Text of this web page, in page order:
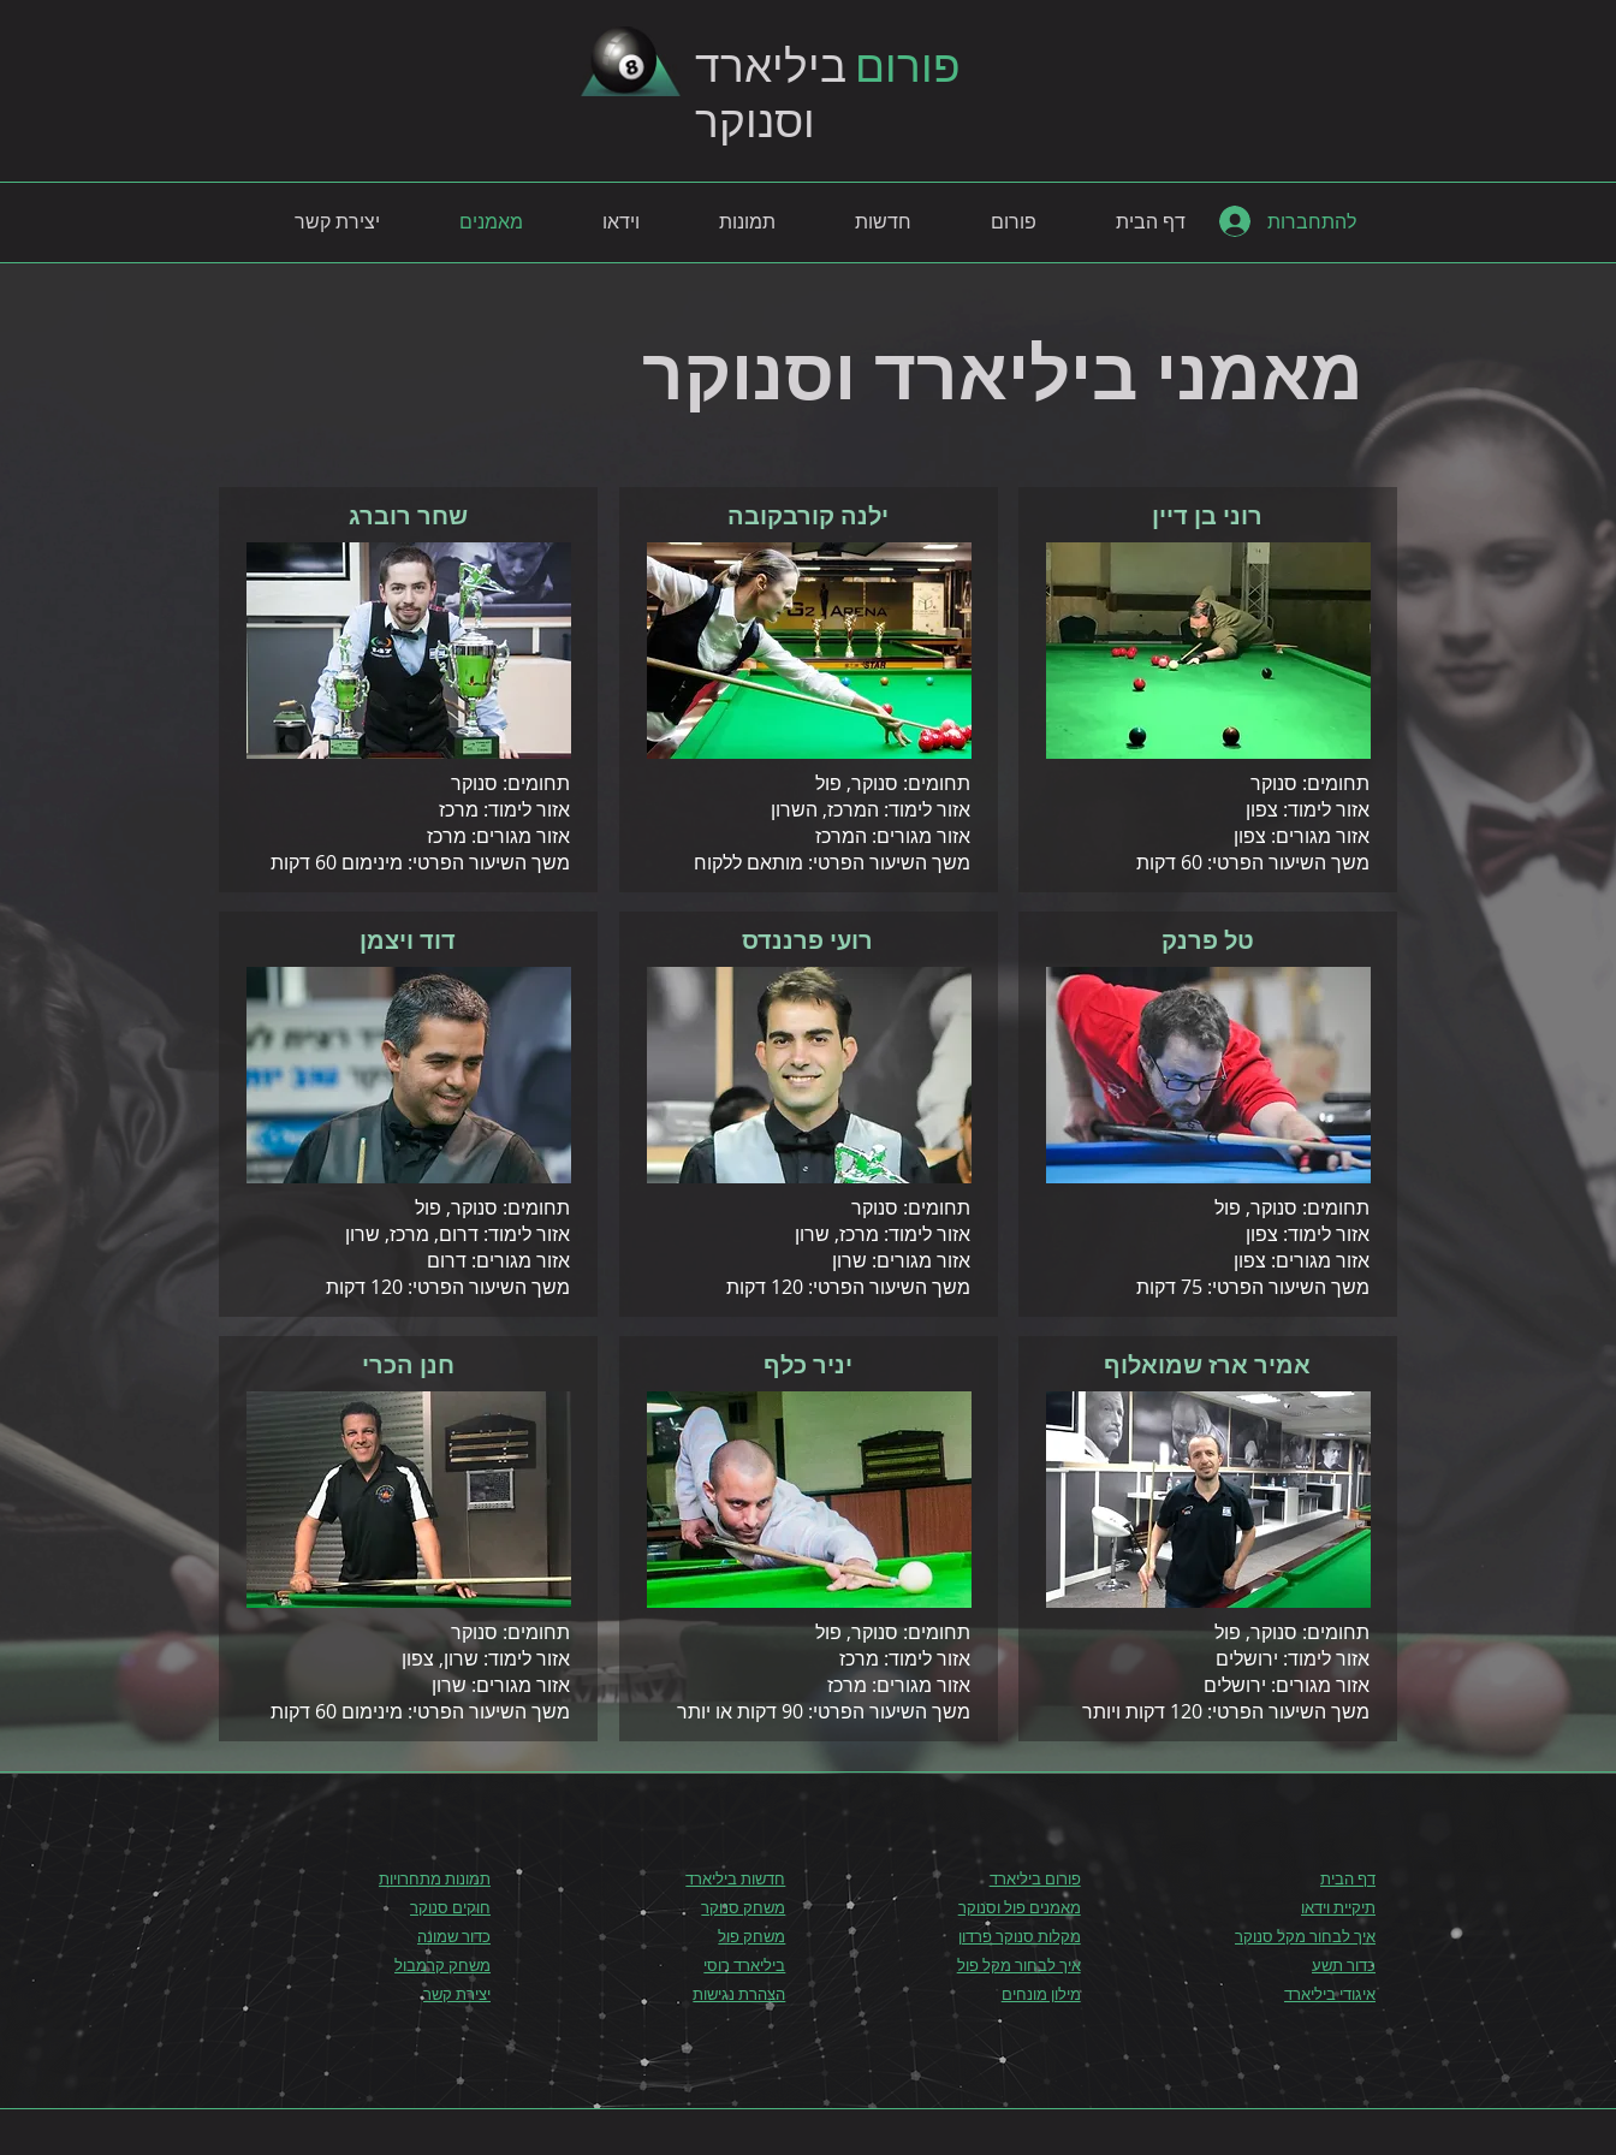
פורום ביליארד
וסנוקר
דף הבית פורום חדשות תמונות וידאו מאמנים יצירת קשר להתחברות
מאמני ביליארד וסנוקר
שחר רוברג
תחומים: סנוקר
אזור לימוד: מרכז
אזור מגורים: מרכז
משך השיעור הפרטי: מינימום 60 דקות
דוד ויצמן
תחומים: סנוקר, פול
אזור לימוד: דרום, מרכז, שרון
אזור מגורים: דרום
משך השיעור הפרטי: 120 דקות
חנן הכרי
תחומים: סנוקר
אזור לימוד: שרון, צפון
אזור מגורים: שרון
משך השיעור הפרטי: מינימום 60 דקות
ילנה קורבקובה
תחומים: סנוקר, פול
אזור לימוד: המרכז, השרון
אזור מגורים: המרכז
משך השיעור הפרטי: מותאם ללקוח
רועי פרננדס
תחומים: סנוקר
אזור לימוד: מרכז, שרון
אזור מגורים: שרון
משך השיעור הפרטי: 120 דקות
יניר כלף
תחומים: סנוקר, פול
אזור לימוד: מרכז
אזור מגורים: מרכז
משך השיעור הפרטי: 90 דקות או יותר
רוני בן דיין
תחומים: סנוקר
אזור לימוד: צפון
אזור מגורים: צפון
משך השיעור הפרטי: 60 דקות
טל פרנק
תחומים: סנוקר, פול
אזור לימוד: צפון
אזור מגורים: צפון
משך השיעור הפרטי: 75 דקות
אמיר ארז שמואלוף
תחומים: סנוקר, פול
אזור לימוד: ירושלים
אזור מגורים: ירושלים
משך השיעור הפרטי: 120 דקות ויותר
דף הבית
תיקיית וידאו
איך לבחור מקל סנוקר
כדור תשע
איגודי ביליארד
פורום ביליארד
מאמנים פול וסנוקר
מקלות סנוקר פרדון
איך לבחור מקל פול
מילון מונחים
חדשות ביליארד
משחק סנוקר
משחק פול
ביליארד רוסי
הצהרת נגישות
תמונות מתחרויות
חוקים סנוקר
כדור שמונה
משחק קרמבול
יצירת קשר